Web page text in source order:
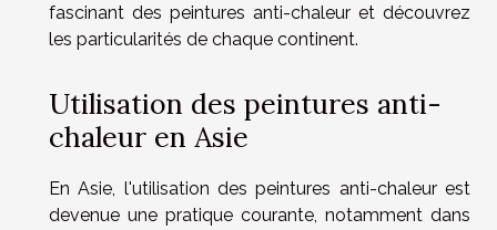
fascinant des peintures anti-chaleur et découvrez
les particularités de chaque continent.
Utilisation des peintures anti-
chaleur en Asie
En Asie, l'utilisation des peintures anti-chaleur est
devenue une pratique courante, notamment dans